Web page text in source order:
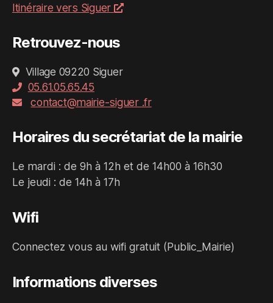
Itinéraire vers Siguer
Retrouvez-nous
Village 09220 Siguer
05.61.05.65.45
contact@mairie-siguer .fr
Horaires du secrétariat de la mairie
Le mardi : de 9h à 12h et de 14h00 à 16h30
Le jeudi : de 14h à 17h
Wifi
Connectez vous au wifi gratuit (Public_Mairie)
Informations diverses